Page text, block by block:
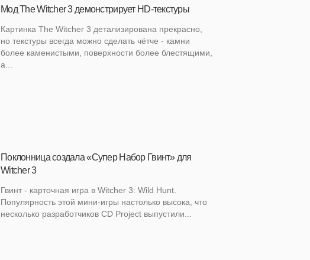
Мод The Witcher 3 демонстрирует HD-текстуры
Картинка The Witcher 3 детализирована прекрасно,
но текстуры всегда можно сделать чётче - камни
более каменистыми, поверхности более блестящими,
а...
Поклонница создала «Супер Набор Гвинт» для
Witcher 3
Гвинт - карточная игра в Witcher 3: Wild Hunt.
Популярность этой мини-игры настолько высока, что
несколько разработчиков CD Project выпустили...